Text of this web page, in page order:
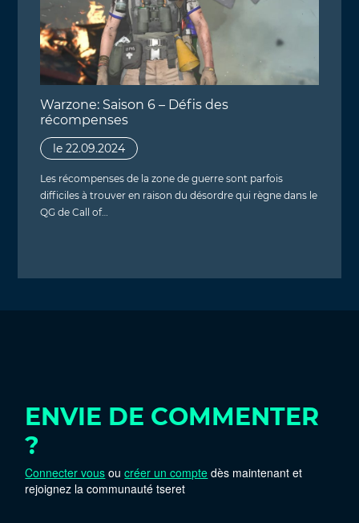
Warzone: Saison 6 – Défis des
récompenses
le 22.09.2024
Les récompenses de la zone de guerre sont parfois
difficiles à trouver en raison du désordre qui règne dans le
QG de Call of…
ENVIE DE COMMENTER
?
Connecter vous oucréer un compte dès maintenant et
rejoignez la communauté tseret